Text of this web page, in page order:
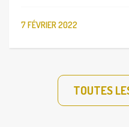
7 FÉVRIER 2022
TOUTES